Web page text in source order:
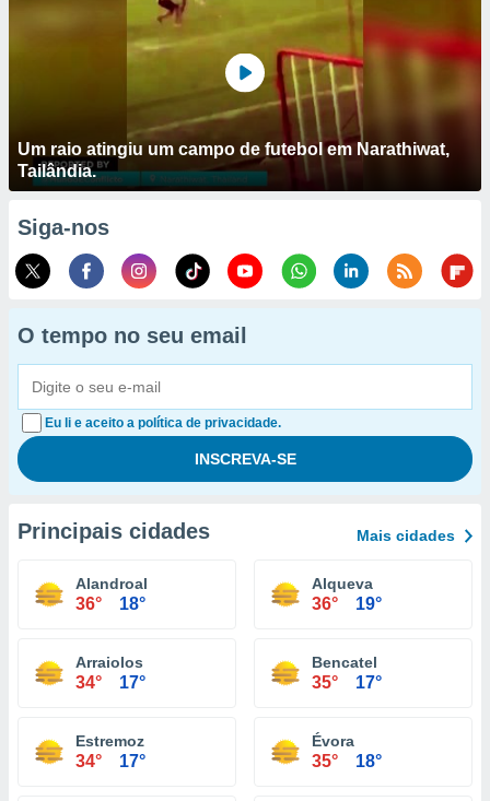
Um raio atingiu um campo de futebol em Narathiwat,
Tailândia.
Siga-nos
O tempo no seu email
Eu li e aceito a política de privacidade.
Principais cidades Mais cidades
Alandroal
36° 18°
Alqueva
36° 19°
Arraiolos
34° 17°
Bencatel
35° 17°
Estremoz
34° 17°
Évora
35° 18°